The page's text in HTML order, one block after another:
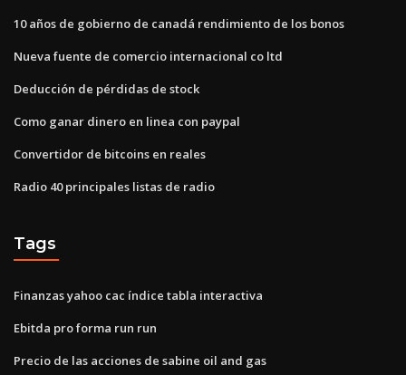
10 años de gobierno de canadá rendimiento de los bonos
Nueva fuente de comercio internacional co ltd
Deducción de pérdidas de stock
Como ganar dinero en linea con paypal
Convertidor de bitcoins en reales
Radio 40 principales listas de radio
Tags
Finanzas yahoo cac índice tabla interactiva
Ebitda pro forma run run
Precio de las acciones de sabine oil and gas